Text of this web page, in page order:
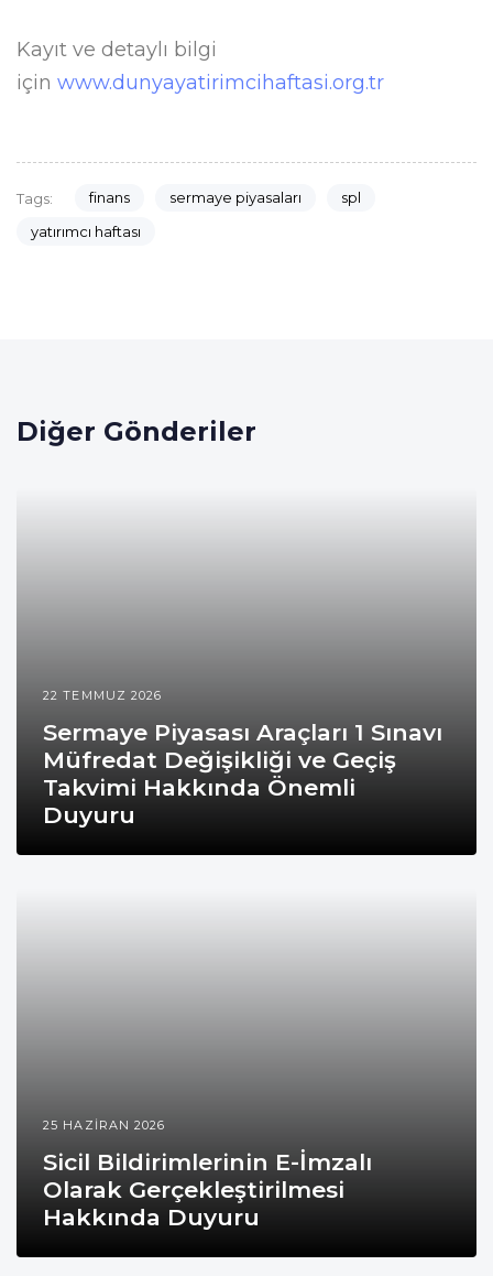
Kayıt ve detaylı bilgi
için www.dunyayatirimcihaftasi.org.tr
Tags: finans sermaye piyasaları
spl
yatırımcı haftası
Diğer Gönderiler
22 TEMMUZ 2026
Sermaye Piyasası Araçları 1 Sınavı
Müfredat Değişikliği ve Geçiş
Takvimi Hakkında Önemli
Duyuru
25 HAZIRAN 2026
Sicil Bildirimlerinin E-İmzalı
Olarak Gerçekleştirilmesi
Hakkında Duyuru